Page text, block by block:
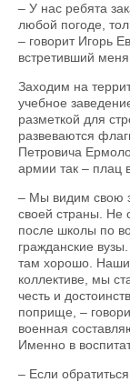
– У нас ребята
любой погоде,
– говорит Игорь
встретивший
Заходим на
учебное
разметкой для
развеваются
Петровича
армии так – плац
– Мы видим свою
своей страны. Не
после школы по
гражданские
там хорошо. Наши
коллективе, мы
честь и
поприще, –
военная
Именно в
– Если